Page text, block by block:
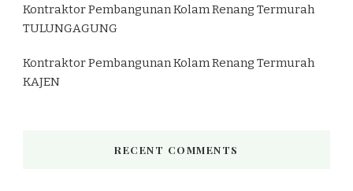
Kontraktor Pembangunan Kolam Renang Termurah
TULUNGAGUNG
Kontraktor Pembangunan Kolam Renang Termurah
KAJEN
RECENT COMMENTS